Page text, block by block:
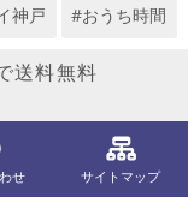
神戸 #おうち時間
送料無料
せ サイトマップ